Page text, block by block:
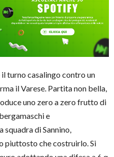
il turno casalingo contro un
il Varese. Partita non bella,
uno zero a zero frutto di
e
squadra di Sannino,
piuttosto che costruirlo. Si